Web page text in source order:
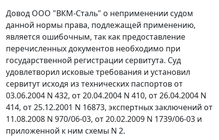
Довод ООО "ВКМ-Сталь" о неприменении судом
данной нормы права, подлежащей применению,
является ошибочным, так как предоставление
перечисленных документов необходимо при
государственной регистрации сервитута. Суд
удовлетворил исковые требования и установил
сервитут исходя из технических паспортов от
03.06.2004 N 432, от 20.04.2004 N 410, от 26.04.2004 N
414, от 25.12.2001 N 16873, экспертных заключений от
11.08.2008 N 970/06-03, от 20.02.2009 N 1739/06-03 и
приложенной к ним схемы N 2.